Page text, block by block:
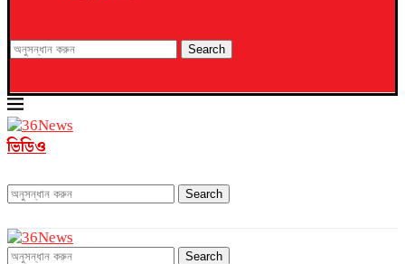
Search
ভিডিও
Search
Search